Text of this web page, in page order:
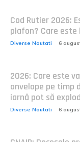
Cod Rutier 2026:
plafon? Care
Diverse Noutati 6
2026: Care este
anvelope pe timp
iarnă pot să
Diverse Noutati 6